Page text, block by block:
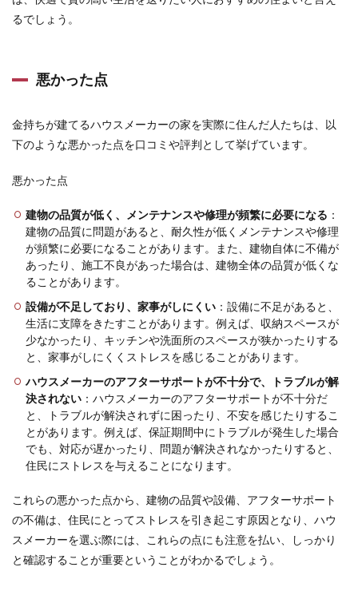
るでしょう。
悪かった点
金持ちが建てるハウスメーカーの家を実際に住んだ人たちは、以
下のような悪かった点を口コミや評判として挙げています。
悪かった点
建物の品質が低く、メンテナンスや修理が頻繁に必要になる ：
建物の品質に問題があると、耐久性が低くメンテナンスや修理
が頻繁に必要になることがあります。また、建物自体に不備が
あったり、施工不良があった場合は、建物全体の品質が低くな
ることがあります。
設備が不足しており、家事がしにくい ：設備に不足があると、
生活に支障をきたすことがあります。例えば、収納スペースが
少なかったり、キッチンや洗面所のスペースが狭かったりする
と、家事がしにくくストレスを感じることがあります。
ハウスメーカーのアフターサポートが不十分で、トラブルが解
決されない ：ハウスメーカーのアフターサポートが不十分だ
と、トラブルが解決されずに困ったり、不安を感じたりするこ
とがあります。例えば、保証期間中にトラブルが発生した場合
でも、対応が遅かったり、問題が解決されなかったりすると、
住民にストレスを与えることになります。
これらの悪かった点から、建物の品質や設備、アフターサポート
の不備は、住民にとってストレスを引き起こす原因となり、ハウ
スメーカーを選ぶ際には、これらの点にも注意を払い、しっかり
と確認することが重要ということがわかるでしょう。